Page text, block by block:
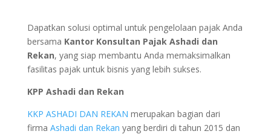
Dapatkan solusi optimal untuk pengelolaan pajak Anda
bersama Kantor Konsultan Pajak Ashadi dan
Rekan, yang siap membantu Anda memaksimalkan
fasilitas pajak untuk bisnis yang lebih sukses.
KPP Ashadi dan Rekan
KKP ASHADI DAN REKAN merupakan bagian dari
firma Ashadi dan Rekan yang berdiri di tahun 2015 dan